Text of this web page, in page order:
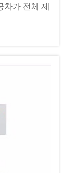
차가 전체 제
다. 심싱
다.